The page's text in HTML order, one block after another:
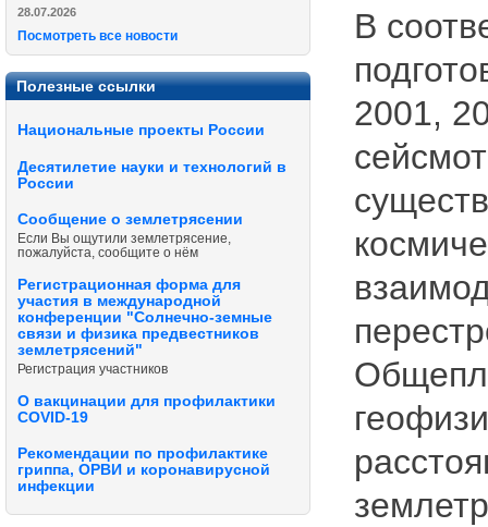
28.07.2026
Посмотреть все новости
Полезные ссылки
Национальные проекты России
Десятилетие науки и технологий в
России
Сообщение о землетрясении
Если Вы ощутили землетрясение,
пожалуйста, сообщите о нём
Регистрационная форма для
участия в международной
конференции "Солнечно-земные
связи и физика предвестников
землетрясений"
Регистрация участников
О вакцинации для профилактики
COVID-19
Рекомендации по профилактике
гриппа, ОРВИ и коронавирусной
инфекции
В
2001,